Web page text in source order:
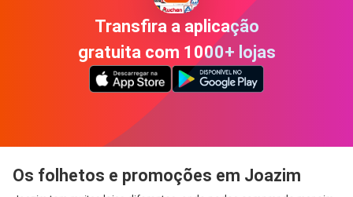
Transfira a aplicação
gratuita com 1000+ lojas
Os folhetos e promoções em Joazim